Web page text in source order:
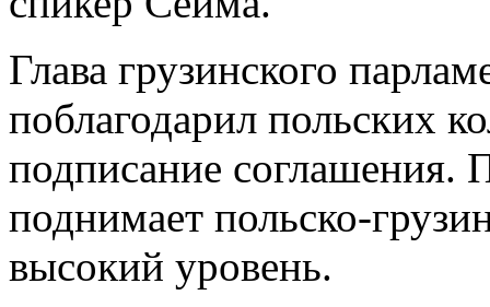
Глава грузинского
поблагодарил польских
подписание соглашения.
поднимает польско-
высокий уровень.